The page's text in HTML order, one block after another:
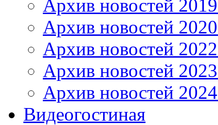
Архив новостей
Архив новостей
Архив новостей
Архив новостей
Архив новостей
Видеогостиная